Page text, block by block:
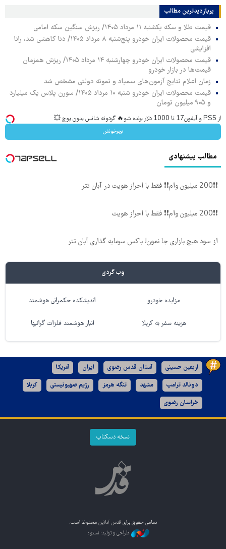
پربازدیدترین‌ مطالب
قیمت طلا و سکه یکشنبه ۱۱ مرداد ۱۴۰۵/ ریزش سنگین سکه امامی
قیمت محصولات ایران خودرو پنج‌شنبه ۸ مرداد ۱۴۰۵/ دنا کاهشی شد، رانا
افزایشی
قیمت محصولات ایران خودرو چهارشنبه ۱۴ مرداد ۱۴۰۵/ ریزش همزمان
قیمت‌ها در بازار خودرو
زمان اعلام نتایج آزمون‌های سمپاد و نمونه دولتی مشخص شد
قیمت محصولات ایران خودرو شنبه ۱۰ مرداد ۱۴۰۵/ سورن پلاس یک میلیارد
و ۹۰۵ میلیون تومان
از PS5 و آیفون17 تا 1000 دلار برنده شو🔥 گردونه شانس بدون پوچ 💥
بچرخونش
مطالب پیشنهادی
❗❗200 میلیون وام❗❗ فقط با احراز هویت در آبان تتر
❗❗200 میلیون وام❗❗ فقط با احراز هویت
از سود هیچ بازاری جا نمون! باکس سرمایه گذاری آبان تتر
وب گردی
مزایده خودرو اندیشکده حکمرانی هوشمند
هزینه سفر به کربلا انبار هوشمند فلزات گرانبها
اربعین حسینی آستان قدس رضوی ایران آمریکا
دونالد ترامپ مشهد تنگه هرمز رژیم صهیونیستی کربلا
خراسان رضوی
نسخه دسکتاپ
تمامی حقوق برای قدس آنلاین محفوظ است.
طراحی و تولید: نستوه